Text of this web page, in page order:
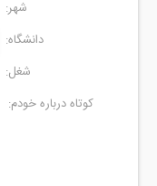
شهر:
دانشگاه:
شغل:
کوتاه درباره خودم: